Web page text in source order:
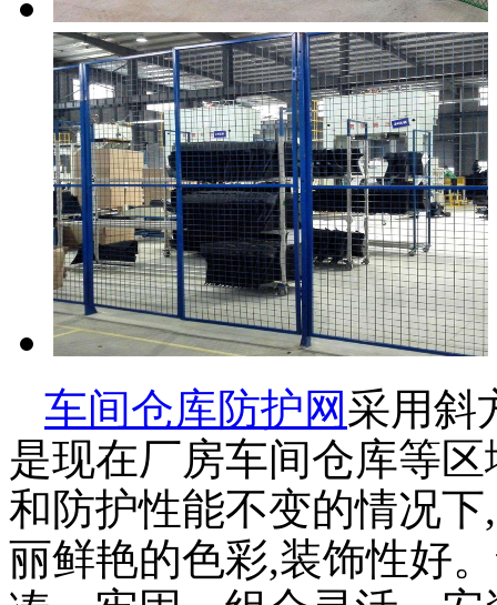
车间仓库防护网采用斜
是现在厂房车间仓库等
和防护性能不变的情况
丽鲜艳的色彩,装饰性好